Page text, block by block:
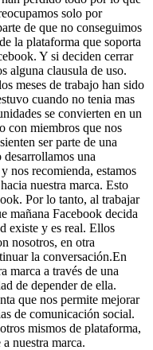
solo por
de que no conseguimos
la plataforma que soporta
Y si deciden cerrar
alguna clausula de uso.
meses de trabajo han sido
cuando no tenia mas
se convierten en un
con miembros que nos
ser parte de una
una
nos recomienda, estamos
nuestra marca. Esto
Por lo tanto, al trabajar
mañana Facebook decida
existe y es real. Ellos
nosotros, en otra
la conversación.En
marca a través de una
de depender de ella.
que nos permite mejorar
de comunicación social.
mismos de plataforma,
nuestra marca.